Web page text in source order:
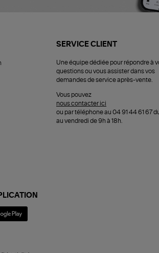
SERVICE CLIENT
Une équipe dédiée pour répondre à
questions ou vous assister dans vos
demandes de service après-vente.
Vous pouvez
nous contacter ici
ou par téléphone au 04 91 44 61 67
au vendredi de 9h à 18h.